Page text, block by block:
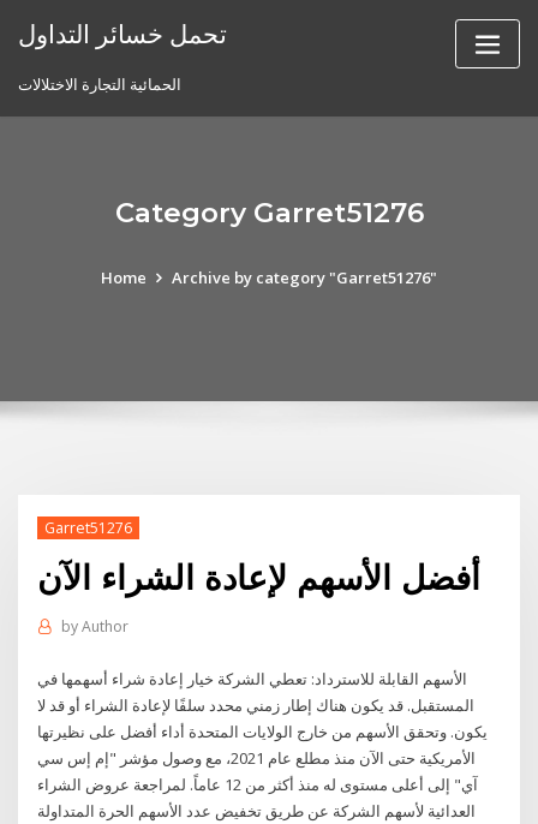
تحمل خسائر التداول
الحمائية التجارة الاختلالات
Category Garret51276
Home Archive by category "Garret51276"
Garret51276
أفضل الأسهم لإعادة الشراء الآن
byAuthor
الأسهم القابلة للاسترداد: تعطي الشركة خيار إعادة شراء أسهمها في
المستقبل. قد يكون هناك إطار زمني محدد سلفًا لإعادة الشراء أو قد لا
يكون. وتحقق الأسهم من خارج الولايات المتحدة أداء أفضل على نظيرتها
الأمريكية حتى الآن منذ مطلع عام 2021، مع وصول مؤشر "إم إس سي
آي" إلى أعلى مستوى له منذ أكثر من 12 عاماً. لمراجعة عروض الشراء
العدائية لأسهم الشركة عن طريق تخفيض عدد الأسهم الحرة المتداولة